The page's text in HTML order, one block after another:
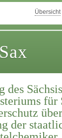
Übersicht
des
für
der